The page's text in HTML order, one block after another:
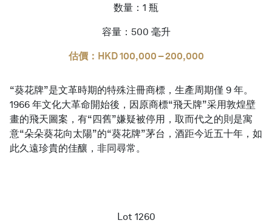
数量：1 瓶
容量：500 毫升
估價：HKD 100,000 – 200,000
“葵花牌”是文革時期的特殊注冊商標，生產周期僅 9 年。
1966 年文化大革命開始後，因原商標“飛天牌”采用敦煌壁
畫的飛天圖案，有“四舊”嫌疑被停用，取而代之的則是寓
意“朵朵葵花向太陽”的“葵花牌”茅台，酒距今近五十年，如
此久遠珍貴的佳釀，非同尋常。
Lot 1260